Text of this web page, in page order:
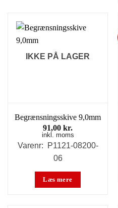
IKKE PÅ LAGER
Begrænsningsskive 9,0mm
91,00 kr.
inkl. moms
Varenr: P1121-08200-
06
Læs mere